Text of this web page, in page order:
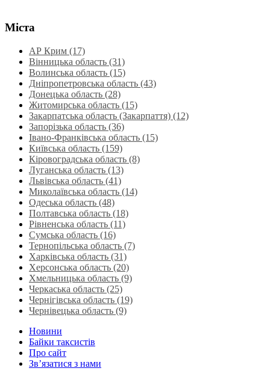
Міста
АР Крим (17)
Вінницька область (31)
Волинська область‎ (15)
Дніпропетровська область‎ (43)
Донецька область (28)
Житомирська область (15)
Закарпатська область (Закарпаття) (12)
Запорізька область (36)
Івано-Франківська область (15)
Київська область (159)
Кіровоградська область (8)
Луганська область‎ (13)
Львівська область‎ (41)
Миколаївська область‎ (14)
Одеська область‎ (48)
Полтавська область (18)
Рівненська область‎ (11)
Сумська область‎ (16)
Тернопільська область‎ (7)
Харківська область‎ (31)
Херсонська область‎ (20)
Хмельницька область‎ (9)
Черкаська область‎ (25)
Чернігівська область (19)
Чернівецька область (9)
Новини
Байки таксистів
Про сайт
Зв’язатися з нами